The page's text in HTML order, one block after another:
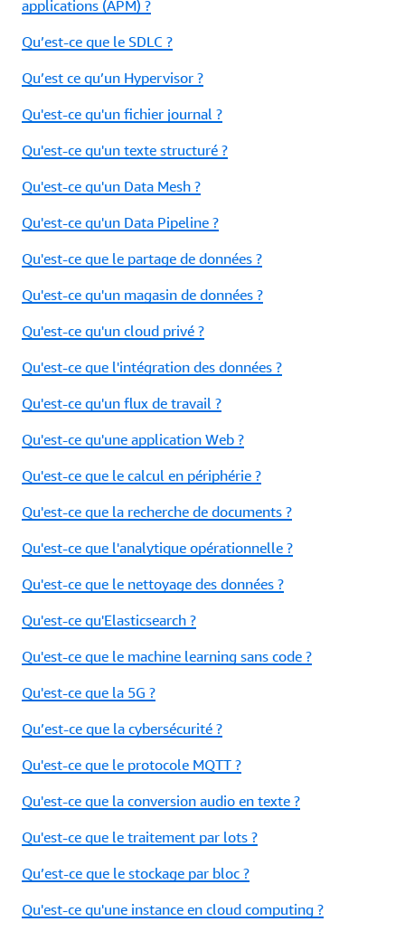
applications (APM) ?
Qu’est-ce que le SDLC ?
Qu’est ce qu’un Hypervisor ?
Qu'est-ce qu'un fichier journal ?
Qu'est-ce qu'un texte structuré ?
Qu'est-ce qu'un Data Mesh ?
Qu'est-ce qu'un Data Pipeline ?
Qu'est-ce que le partage de données ?
Qu'est-ce qu'un magasin de données ?
Qu'est-ce qu'un cloud privé ?
Qu'est-ce que l'intégration des données ?
Qu'est-ce qu'un flux de travail ?
Qu'est-ce qu'une application Web ?
Qu'est-ce que le calcul en périphérie ?
Qu'est-ce que la recherche de documents ?
Qu'est-ce que l'analytique opérationnelle ?
Qu'est-ce que le nettoyage des données ?
Qu'est-ce qu'Elasticsearch ?
Qu'est-ce que le machine learning sans code ?
Qu'est-ce que la 5G ?
Qu’est-ce que la cybersécurité ?
Qu'est-ce que le protocole MQTT ?
Qu'est-ce que la conversion audio en texte ?
Qu'est-ce que le traitement par lots ?
Qu’est-ce que le stockage par bloc ?
Qu'est-ce qu'une instance en cloud computing ?